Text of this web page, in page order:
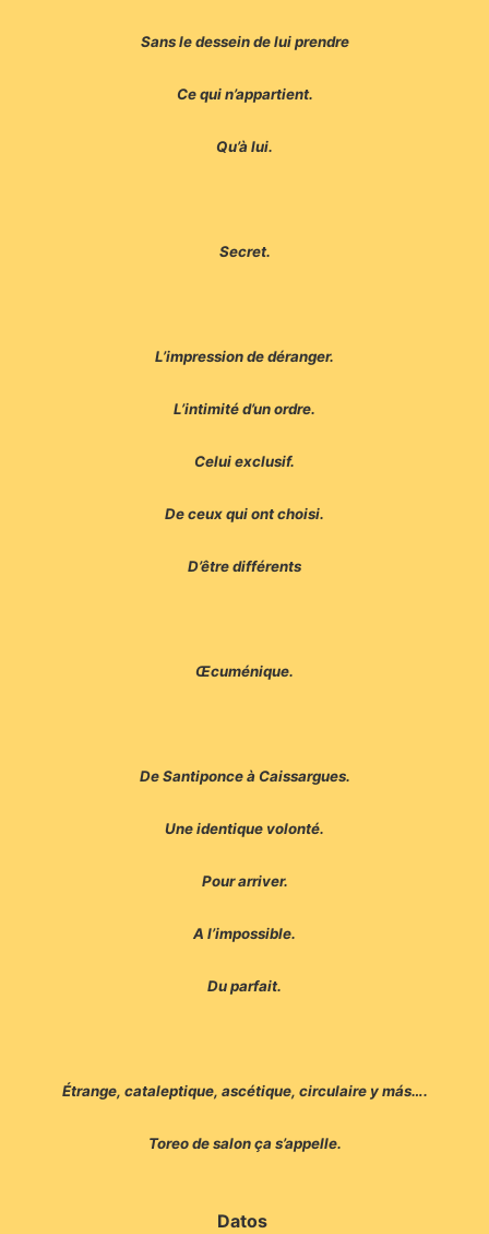
Sans le dessein de lui prendre
Ce qui n’appartient.
Qu’à lui.
Secret.
L’impression de déranger.
L’intimité d’un ordre.
Celui exclusif.
De ceux qui ont choisi.
D’être différents
Œcuménique.
De Santiponce à Caissargues.
Une identique volonté.
Pour arriver.
A l’impossible.
Du parfait.
Étrange, cataleptique, ascétique, circulaire y más….
Toreo de salon ça s’appelle.
Datos